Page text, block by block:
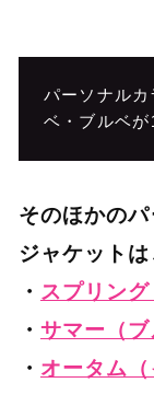
パーソナル
ベ・ブルベが
そのほかの
ジャケット
・ スプリン
・ サマー（
・ オータム